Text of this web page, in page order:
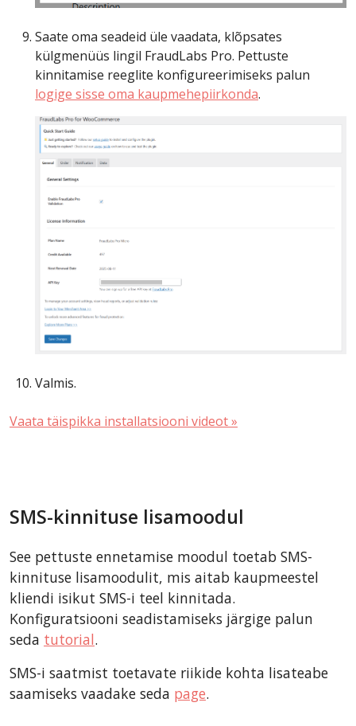
Saate oma seadeid üle vaadata, klõpsates
külgmenüüs lingil FraudLabs Pro. Pettuste
kinnitamise reeglite konfigureerimiseks palun
logige sisse oma kaupmehepiirkonda.
Valmis.
Vaata täispikka installatsiooni videot »
SMS-kinnituse lisamoodul
See pettuste ennetamise moodul toetab SMS-
kinnituse lisamoodulit, mis aitab kaupmeestel
kliendi isikut SMS-i teel kinnitada.
Konfiguratsiooni seadistamiseks järgige palun
seda tutorial.
SMS-i saatmist toetavate riikide kohta lisateabe
saamiseks vaadake seda page.